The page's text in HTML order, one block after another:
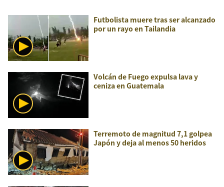
Futbolista muere tras ser alcanzado
por un rayo en Tailandia
Volcán de Fuego expulsa lava y
ceniza en Guatemala
Terremoto de magnitud 7,1 golpea
Japón y deja al menos 50 heridos